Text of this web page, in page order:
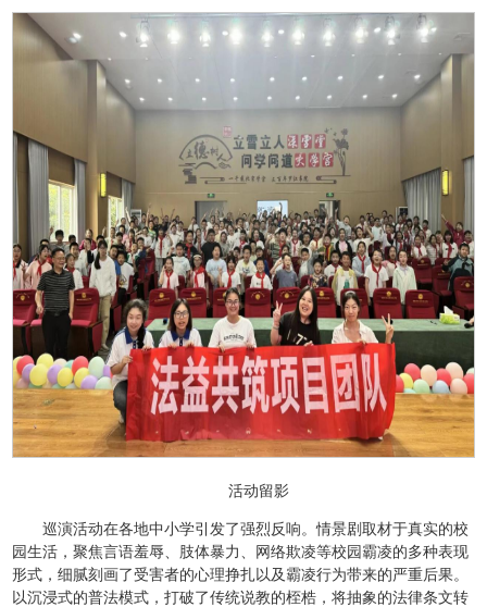
活动留影
巡演活动在各地中小学引发了强烈反响。情景剧取材于真实的校
园生活，聚焦言语羞辱、肢体暴力、网络欺凌等校园霸凌的多种表现
形式，细腻刻画了受害者的心理挣扎以及霸凌行为带来的严重后果。
以沉浸式的普法模式，打破了传统说教的桎梏，将抽象的法律条文转